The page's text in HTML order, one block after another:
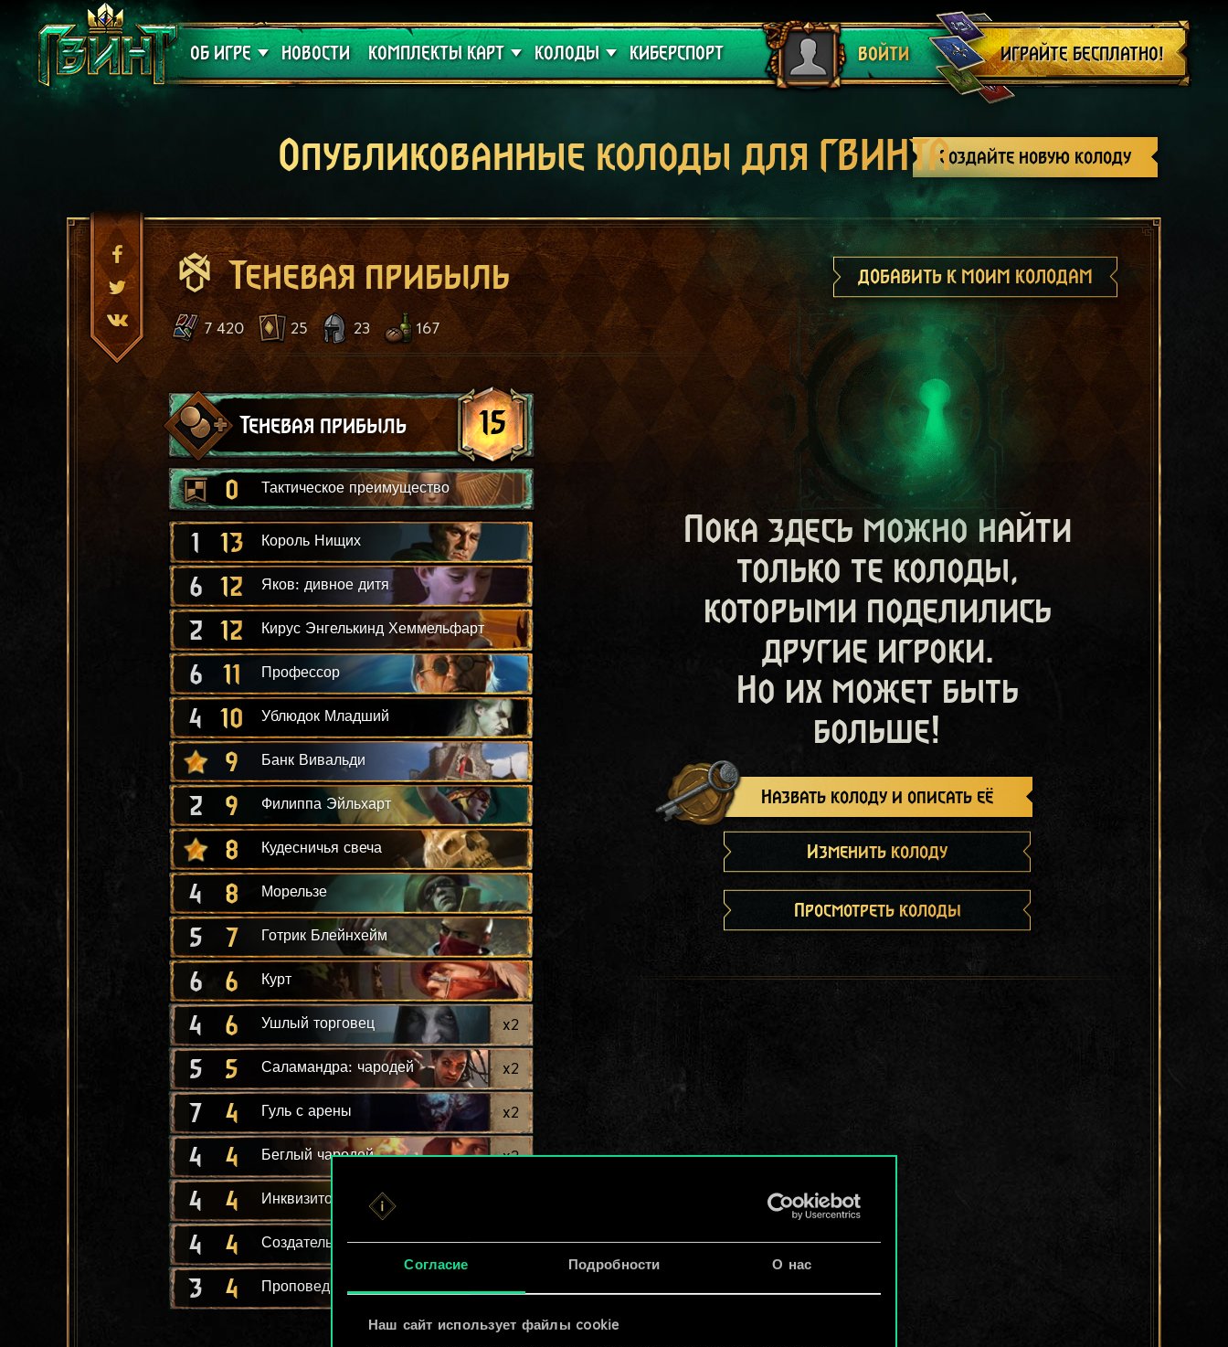
Согласие Подробности О нас
Наш сайт использует файлы cookie
ОБ ИГРЕ
Поддержка
НОВОСТИ КОМПЛЕКТЫ КАРТ
Алое проклятие
КОЛОДЫ
Гайды
КИБЕРСПОРТ ВОЙТИ
Выйти
ИГРАЙТЕ БЕСПЛАТНО!
Создайте новую колоду
Опубликованные колоды для ГВИНТА
Теневая прибыль ДОБАВИТЬ К МОИМ КОЛОДАМ
7 420 25 23 167
Теневая прибыль 15
0 Тактическое преимущество
1 13 Король Нищих
6 12 Яков: дивное дитя
2 12 Кирус Энгелькинд Хеммельфарт
6 11 Профессор
4 10 Ублюдок Младший
9 Банк Вивальди
2 9 Филиппа Эйльхарт
8 Кудесничья свеча
4 8 Морельзе
5 7 Готрик Блейнхейм
6 6 Курт
4 6 Ушлый торговец x2
5 5 Саламандра: чародей x2
7 4 Гуль с арены x2
4 4 Беглый чародей x2
4 4 Инквизитор Вечного Огня
4 4 Создатель мутантов x2
3 4 Проповедник Вечного Огня x2
Пока здесь можно найти
только те колоды,
которыми поделились
другие игроки.
Но их может быть
больше!
Назвать колоду и описать её
Изменить колоду
Просмотреть колоды